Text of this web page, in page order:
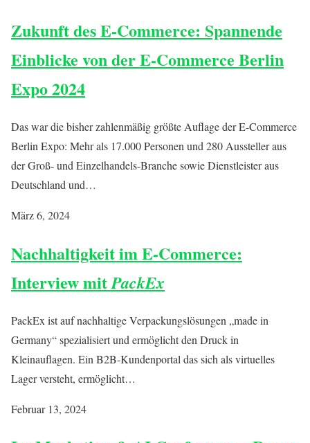
Zukunft des E-Commerce: Spannende
Einblicke von der E-Commerce Berlin
Expo 2024
Das war die bisher zahlenmäßig größte Auflage der E-Commerce
Berlin Expo: Mehr als 17.000 Personen und 280 Aussteller aus
der Groß- und Einzelhandels-Branche sowie Dienstleister aus
Deutschland und…
März 6, 2024
Nachhaltigkeit im E-Commerce:
Interview mitPackEx
PackEx ist auf nachhaltige Verpackungslösungen „made in
Germany“ spezialisiert und ermöglicht den Druck in
Kleinauflagen. Ein B2B-Kundenportal das sich als virtuelles
Lager versteht, ermöglicht…
Februar 13, 2024